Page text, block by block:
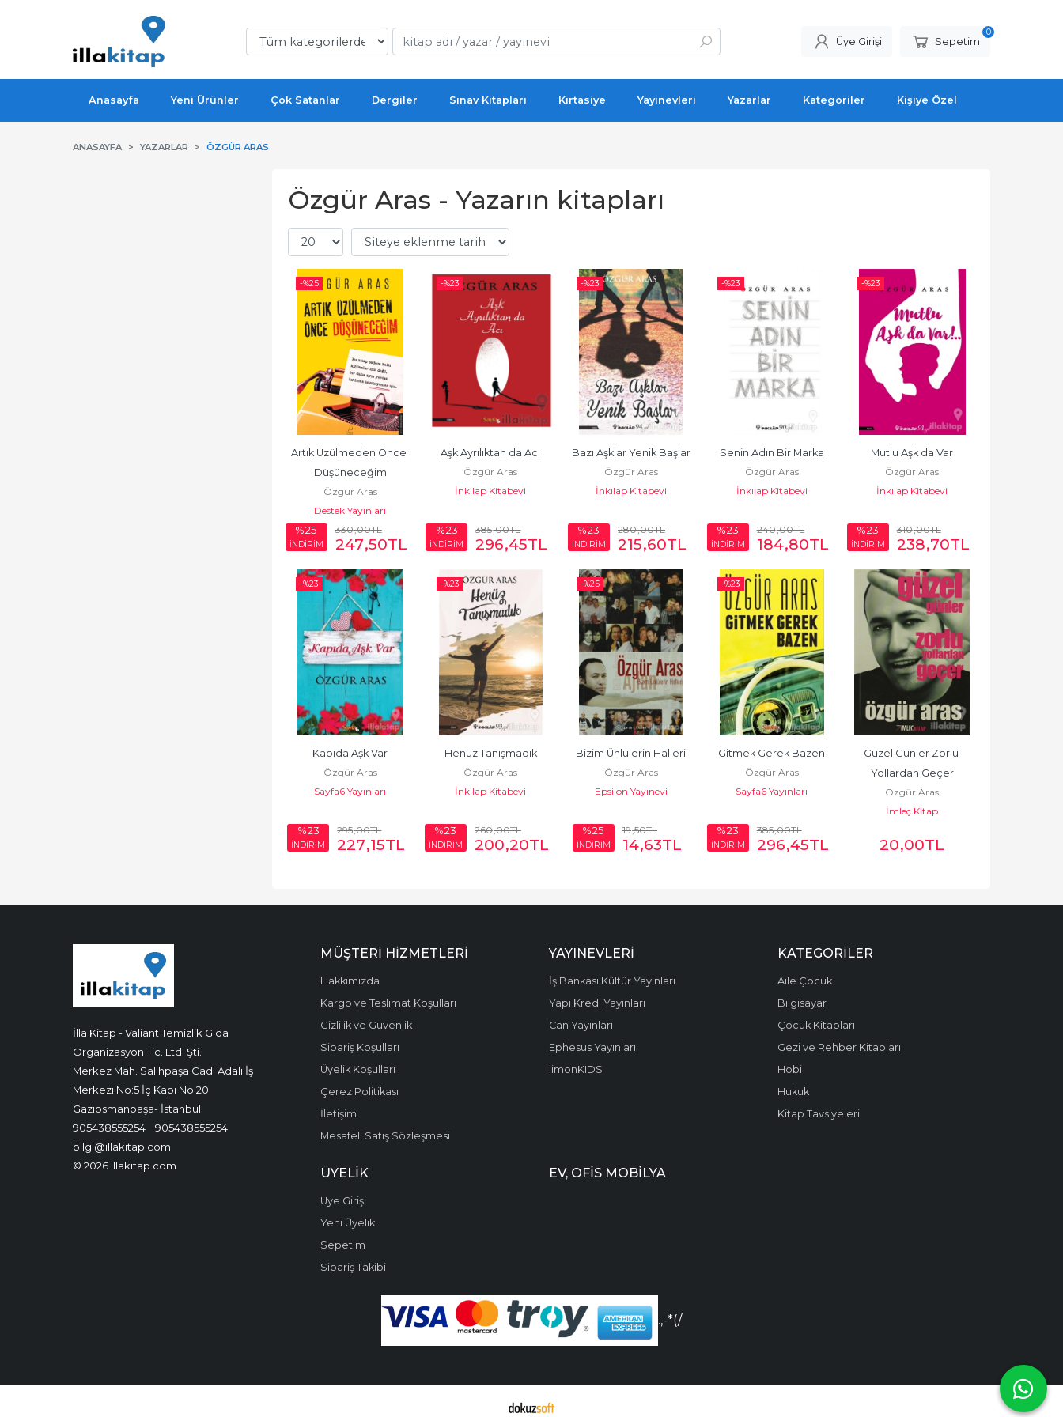
Üye Girişi Sepetim
0
Anasayfa Yeni Ürünler Çok Satanlar Dergiler Sınav Kitapları Kırtasiye Yayınevleri Yazarlar Kategoriler Kişiye Özel
ANASAYFA YAZARLAR ÖZGÜR ARAS
Özgür Aras - Yazarın kitapları
-%25
Artık Üzülmeden Önce
Düşüneceğim
Özgür Aras
Destek Yayınları
%25
İNDİRİM
330,00TL
247,50TL
-%23
Aşk Ayrılıktan da Acı
Özgür Aras
İnkılap Kitabevi
%23
İNDİRİM
385,00TL
296,45TL
-%23
Bazı Aşklar Yenik Başlar
Özgür Aras
İnkılap Kitabevi
%23
İNDİRİM
280,00TL
215,60TL
-%23
Senin Adın Bir Marka
Özgür Aras
İnkılap Kitabevi
%23
İNDİRİM
240,00TL
184,80TL
-%23
Mutlu Aşk da Var
Özgür Aras
İnkılap Kitabevi
%23
İNDİRİM
310,00TL
238,70TL
-%23
Kapıda Aşk Var
Özgür Aras
Sayfa6 Yayınları
%23
İNDİRİM
295,00TL
227,15TL
-%23
Henüz Tanışmadık
Özgür Aras
İnkılap Kitabevi
%23
İNDİRİM
260,00TL
200,20TL
-%25
Bizim Ünlülerin Halleri
Özgür Aras
Epsilon Yayınevi
%25
İNDİRİM
19,50TL
14,63TL
-%23
Gitmek Gerek Bazen
Özgür Aras
Sayfa6 Yayınları
%23
İNDİRİM
385,00TL
296,45TL
Güzel Günler Zorlu
Yollardan Geçer
Özgür Aras
İmleç Kitap
20,00TL
İlla Kitap - Valiant Temizlik Gıda
Organizasyon Tic. Ltd. Şti.
Merkez Mah. Salihpaşa Cad. Adalı İş
Merkezi No:5 İç Kapı No:20
Gaziosmanpaşa- İstanbul
905438555254
905438555254
bilgi@illakitap.com
© 2026 illakitap.com
MÜŞTERI HIZMETLERI
Hakkımızda
Kargo ve Teslimat Koşulları
Gizlilik ve Güvenlik
Sipariş Koşulları
Üyelik Koşulları
Çerez Politikası
İletişim
Mesafeli Satış Sözleşmesi
YAYINEVLERI
İş Bankası Kültür Yayınları
Yapı Kredi Yayınları
Can Yayınları
Ephesus Yayınları
limonKIDS
KATEGORILER
Aile Çocuk
Bilgisayar
Çocuk Kitapları
Gezi ve Rehber Kitapları
Hobi
Hukuk
Kitap Tavsiyeleri
ÜYELIK
Üye Girişi
Yeni Üyelik
Sepetim
Sipariş Takibi
EV, OFIS MOBILYA
.,-*(/